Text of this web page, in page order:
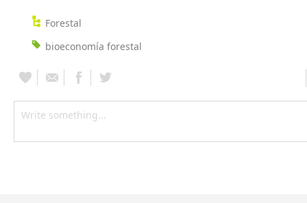
Forestal
bioeconomía forestal